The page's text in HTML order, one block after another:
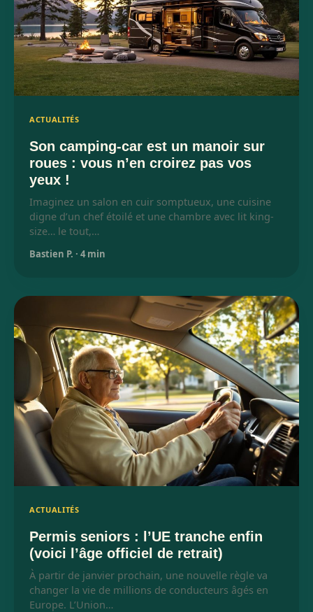
ACTUALITÉS
Son camping-car est un manoir sur
roues : vous n’en croirez pas vos
yeux !
Imaginez un salon en cuir somptueux, une cuisine
digne d’un chef étoilé et une chambre avec lit king-
size… le tout,…
Bastien P. · 4 min
ACTUALITÉS
Permis seniors : l’UE tranche enfin
(voici l’âge officiel de retrait)
À partir de janvier prochain, une nouvelle règle va
changer la vie de millions de conducteurs âgés en
Europe. L’Union…